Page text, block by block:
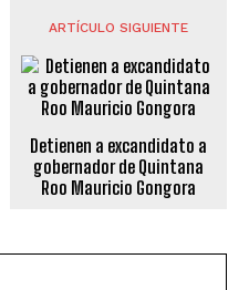
ARTÍCULO SIGUIENTE
Detienen a excandidato a
gobernador de Quintana
Roo Mauricio Gongora